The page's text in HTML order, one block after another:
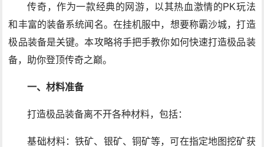
传奇，作为一款经典的网游，以其热血激情的PK玩法
和丰富的装备系统闻名。在挂机服中，想要称霸沙城，打造
极品装备是关键。本攻略将手把手教你如何快速打造极品装
备，助你登顶传奇之巅。
一、材料准备
打造极品装备离不开各种材料，包括：
基础材料：铁矿、银矿、铜矿等，可在指定地图挖矿获